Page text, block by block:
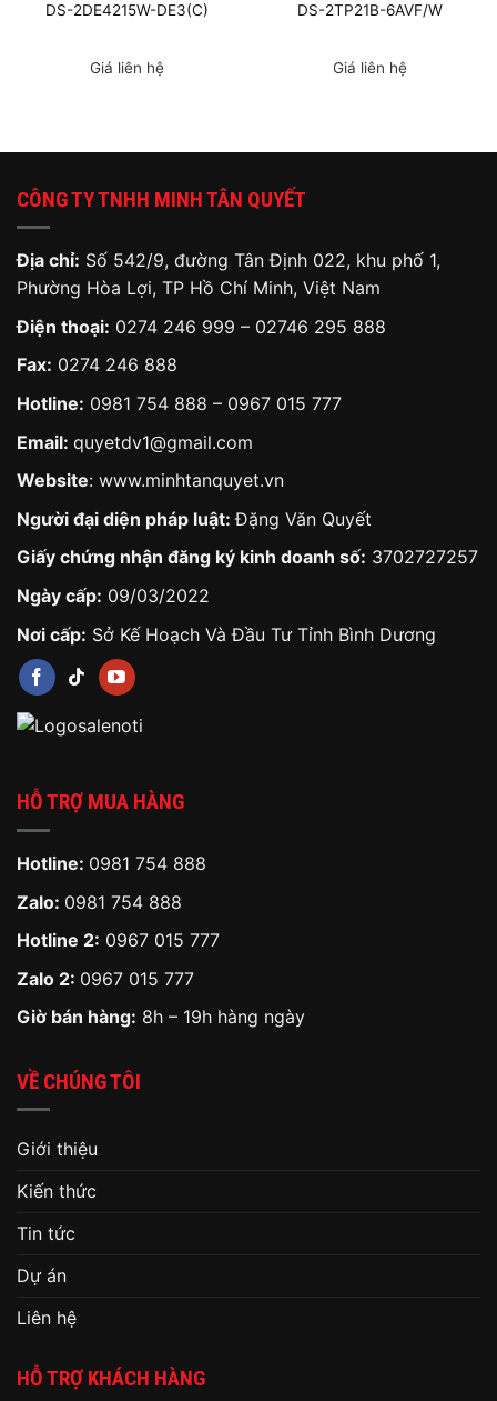
DS-2DE4215W-DE3(C)
Giá liên hệ
DS-2TP21B-6AVF/W
Giá liên hệ
CÔNG TY TNHH MINH TÂN QUYẾT
Địa chỉ: Số 542/9, đường Tân Định 022, khu phố 1,
Phường Hòa Lợi, TP Hồ Chí Minh, Việt Nam
Điện thoại: 0274 246 999 – 02746 295 888
Fax: 0274 246 888
Hotline: 0981 754 888 – 0967 015 777
Email: quyetdv1@gmail.com
Website: www.minhtanquyet.vn
Người đại diện pháp luật:Đặng Văn Quyết
Giấy chứng nhận đăng ký kinh doanh số: 3702727257
Ngày cấp: 09/03/2022
Nơi cấp: Sở Kế Hoạch Và Đầu Tư Tỉnh Bình Dương
HỖ TRỢ MUA HÀNG
Hotline: 0981 754 888
Zalo: 0981 754 888
Hotline 2: 0967 015 777
Zalo 2: 0967 015 777
Giờ bán hàng: 8h – 19h hàng ngày
VỀ CHÚNG TÔI
Giới thiệu
Kiến thức
Tin tức
Dự án
Liên hệ
HỖ TRỢ KHÁCH HÀNG